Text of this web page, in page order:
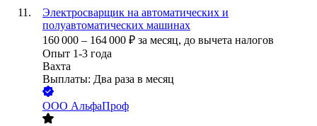
Электросварщик на автоматических и
полуавтоматических машинах
160 000 – 164 000 ₽ за месяц, до вычета налогов
Опыт 1-3 года
Вахта
Выплаты: Два раза в месяц
ООО АльфаПроф